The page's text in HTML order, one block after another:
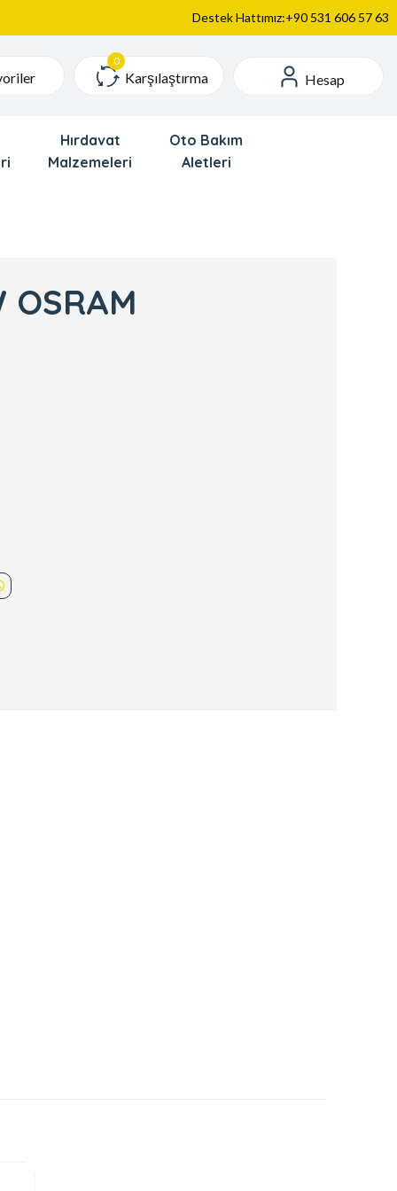
Destek Hattımız:+90 531 606 57 63
Karşılaştırma Hesap
Hırdavat
Malzemeleri
Oto Bakım
Aletleri
OSRAM